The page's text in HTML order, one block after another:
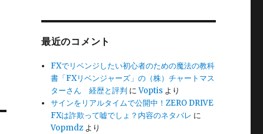
最近のコメント
FXでリベンジしたい初心者のための魔法の教科
書「FXリベンジャーズ」の（株）チャートマス
ターさん 経歴と評判 にVoptis より
サインをリアルタイムで公開中！ZERO DRIVE
FXは詐欺って嘘でしょ？内容のネタバレ に
Vopmdz より